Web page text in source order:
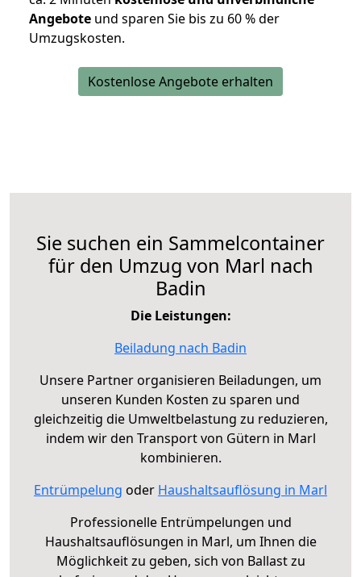
Angebote und sparen Sie bis zu 60 % der
Umzugskosten.
Kostenlose Angebote erhalten
Sie suchen ein Sammelcontainer
für den Umzug von Marl nach
Badin
Die Leistungen:
Beiladung nach Badin
Unsere Partner organisieren Beiladungen, um
unseren Kunden Kosten zu sparen und
gleichzeitig die Umweltbelastung zu reduzieren,
indem wir den Transport von Gütern in Marl
kombinieren.
Entrümpelung oder Haushaltsauflösung in Marl
Professionelle Entrümpelungen und
Haushaltsauflösungen in Marl, um Ihnen die
Möglichkeit zu geben, sich von Ballast zu